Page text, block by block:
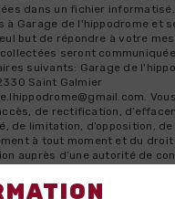
dans un fichier
à Garage de l'hippodrome et
but de répondre à votre
seront
suivants: Garage de
Saint Galmier
de rectification,
de limitation, d’opposition,
à tout moment et du droit
auprès d’une autorité de
ces droits par voie